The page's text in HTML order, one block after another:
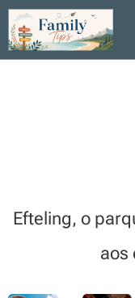
Efteling, o
aos